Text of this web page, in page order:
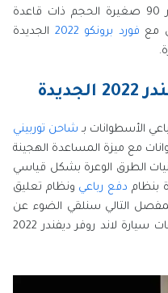
في العالم ، وتبعتها لاند روفر ديفندر 90 صغيرة الحجم ذات قاعدة
مع فورد برونكو 2022
الجديدة
الأسطوانات بـ شاحن توربيني
مع ميزة المساعدة الهجينة
الطرق الوعرة بشكل قياسي
بنظام دفع رباعي ونظام تعليق
التالي سنلقي الضوء عن
كل ما تريد معرفتة عن سعر ومواصفات سيارة لاند روفر ديفندر 2022